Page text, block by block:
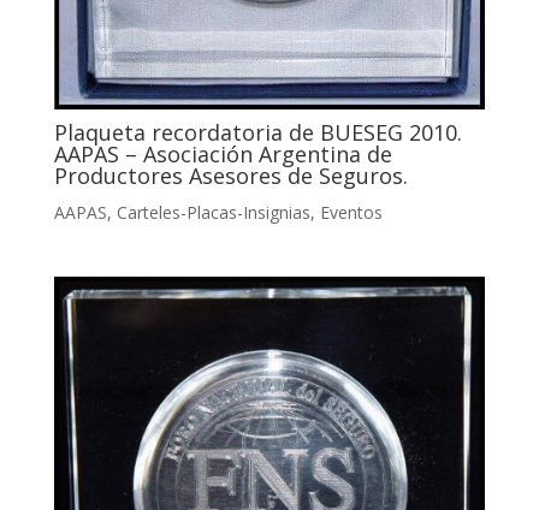
Plaqueta recordatoria de BUESEG 2010.
AAPAS – Asociación Argentina de
Productores Asesores de Seguros.
AAPAS, Carteles-Placas-Insignias, Eventos